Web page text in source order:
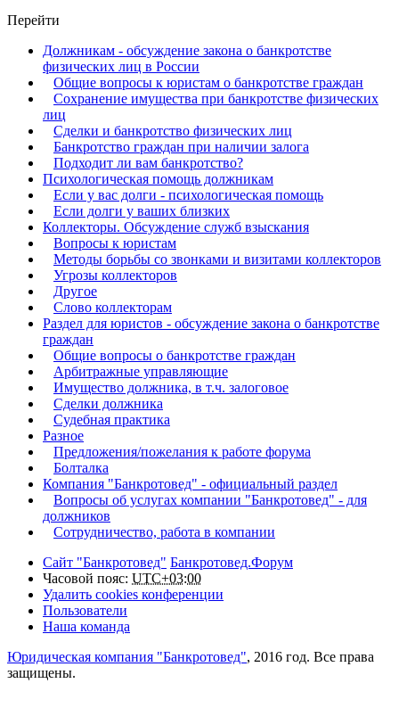
Перейти
Должникам - обсуждение закона о банкротстве
физических лиц в России
Общие вопросы к юристам о банкротстве граждан
Сохранение имущества при банкротстве физических
лиц
Сделки и банкротство физических лиц
Банкротство граждан при наличии залога
Подходит ли вам банкротство?
Психологическая помощь должникам
Если у вас долги - психологическая помощь
Если долги у ваших близких
Коллекторы. Обсуждение служб взыскания
Вопросы к юристам
Методы борьбы со звонками и визитами коллекторов
Угрозы коллекторов
Другое
Слово коллекторам
Раздел для юристов - обсуждение закона о банкротстве
граждан
Общие вопросы о банкротстве граждан
Арбитражные управляющие
Имущество должника, в т.ч. залоговое
Сделки должника
Судебная практика
Разное
Предложения/пожелания к работе форума
Болталка
Компания "Банкротовед" - официальный раздел
Вопросы об услугах компании "Банкротовед" - для
должников
Сотрудничество, работа в компании
Сайт "Банкротовед" Банкротовед.Форум
Часовой пояс: UTC+03:00
Удалить cookies конференции
Пользователи
Наша команда
Юридическая компания "Банкротовед", 2016 год. Все права
защищены.